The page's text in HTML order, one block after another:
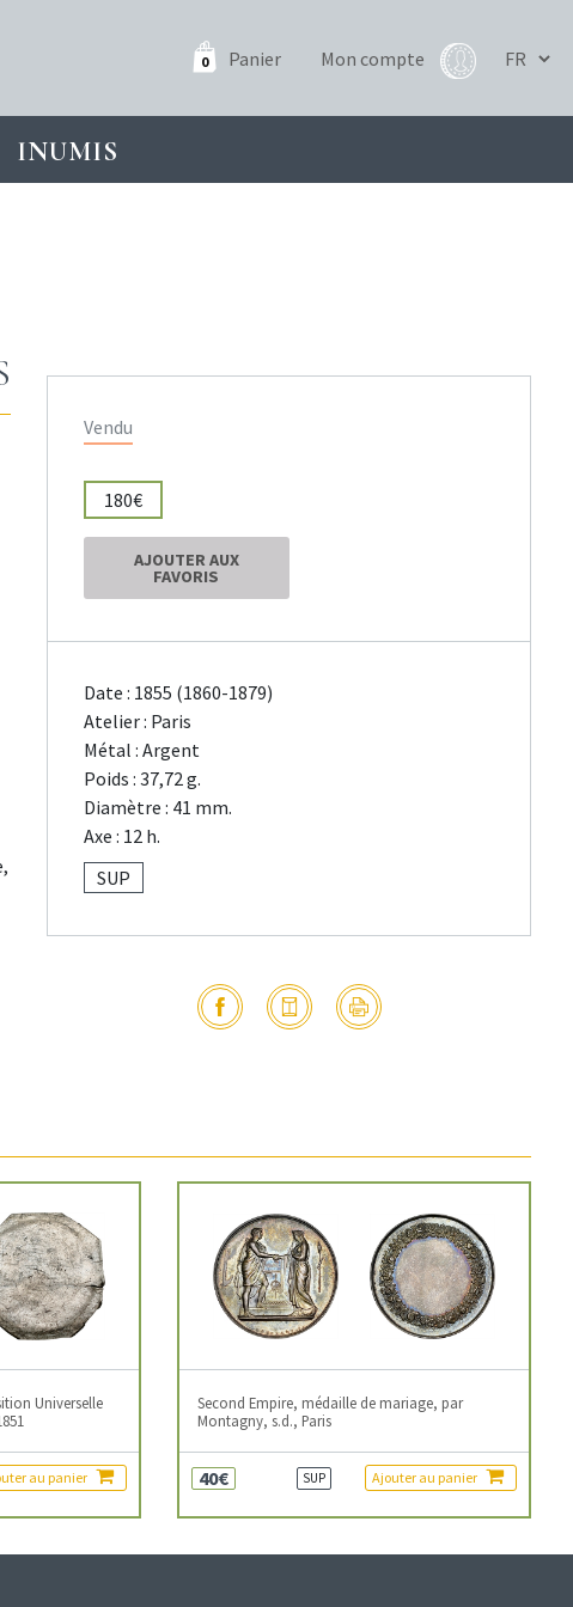
0 Panier Mon compte
INUMIS
Vendu
180€
AJOUTER AUX
FAVORIS
Date : 1855 (1860-1879)
Atelier : Paris
Métal : Argent
Poids : 37,72 g.
Diamètre : 41 mm.
Axe : 12 h.
SUP
Universelle
au panier
Second Empire, médaille de mariage, par
Montagny, s.d., Paris
40€ SUP Ajouter au panier